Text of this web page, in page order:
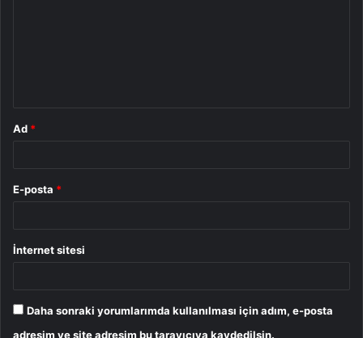
Ad *
E-posta *
İnternet sitesi
Daha sonraki yorumlarımda kullanılması için adım, e-posta
adresim ve site adresim bu tarayıcıya kaydedilsin.